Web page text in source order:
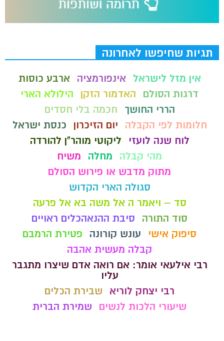
תגיות שחיפשו לאחרונה
אין מזל לישראל אינפורמציה
ארבע כוסות
דרגות הסולם
האדמור הזקן
הילולא הארי
הררי החושך
חכמה בלי חסדים
חלומות לפי הקבלה
יום הזיכרון
כנסת ישראל
לוח שנה לועזי
ליקוטי מוהר"ן להורדה
מהי קבלה
מחלה
משיח
מתוק מדבש או פירוש הסולם
סגולה הארי הקדוש
סד – ויאמר ה אל משה בא אל פרעה
סוד התורה
סיבת ההנאהכלים ראויים
סיפוק אישי
עונש קורונה
פטירת הרמבם
קבלה מעשית אהבה
רבי אילעאי אומר: אם רואה אדם שיצרו מתגבר
עליו
רבי יצחק לוריא
שבירת הכלים
שיעורי הלכות לנשים
שמירת הברית